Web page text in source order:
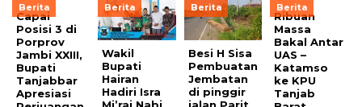
Berita
Capai
Posisi 3 di
Porprov
Jambi XXIII,
Bupati
Tanjabbar
Apresiasi
Berita
Wakil
Bupati
Hairan
Hadiri Isra
Mi’raj Nabi
Berita
Besi H Sisa
Pembuatan
Jembatan
di pinggir
jalan Parit
Berita
Ribuan
Massa
Bakal Antar
UAS –
Katamso
ke KPU
Tanjab